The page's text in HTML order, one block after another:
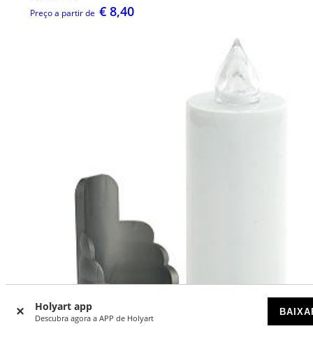
Holyart app
Descubra agora a APP de Holyart
Preço a partir de € 8,40